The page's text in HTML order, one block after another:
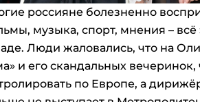
россияне болезненно
музыка, спорт, мнения –
Люди жаловались, что на
и его скандальных
по Европе, а